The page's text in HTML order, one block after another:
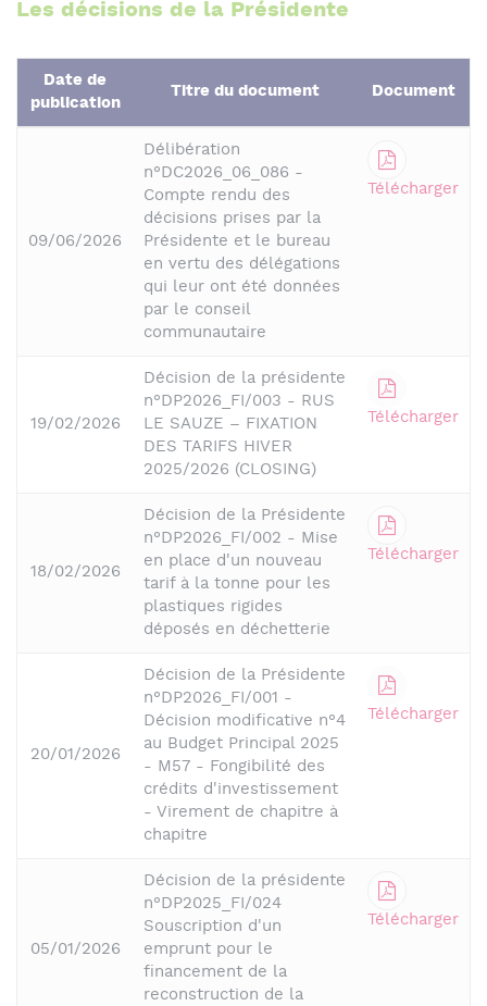
Les décisions de la Présidente
Date de
publication
Titre du document Document
09/06/2026
Délibération
n°DC2026_06_086 -
Compte rendu des
décisions prises par la
Présidente et le bureau
en vertu des délégations
qui leur ont été données
par le conseil
communautaire
Télécharger
19/02/2026
Décision de la présidente
n°DP2026_FI/003 - RUS
LE SAUZE – FIXATION
DES TARIFS HIVER
2025/2026 (CLOSING)
Télécharger
18/02/2026
Décision de la Présidente
n°DP2026_FI/002 - Mise
en place d'un nouveau
tarif à la tonne pour les
plastiques rigides
déposés en déchetterie
Télécharger
20/01/2026
Décision de la Présidente
n°DP2026_FI/001 -
Décision modificative n°4
au Budget Principal 2025
- M57 - Fongibilité des
crédits d'investissement
- Virement de chapitre à
chapitre
Télécharger
05/01/2026
Décision de la présidente
n°DP2025_FI/024
Souscription d'un
emprunt pour le
financement de la
reconstruction de la
Télécharger